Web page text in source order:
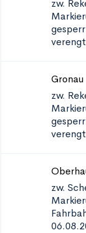
zw.
Gronau
zw.
zw.